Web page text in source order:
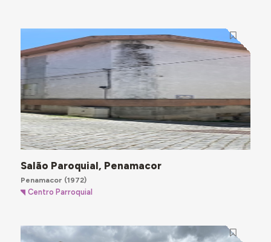
Salão Paroquial, Penamacor
Penamacor (1972)
Centro Parroquial